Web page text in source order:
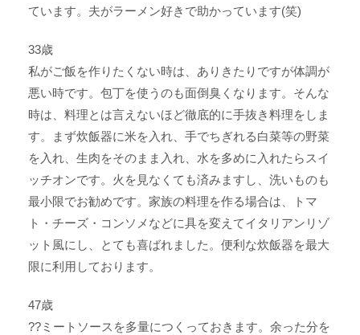
ています。夫がラーメン好きで助かっています(笑)
33歳
私がご飯を作りたくない時は、ありきたりですが体調が
悪い時です。包丁を使うのも面倒臭くなります。そんな
時は、料理とは言えないほど徹底的に手抜き料理をしま
す。まず炊飯器に米を入れ、手でちぎれる白菜等の野菜
を入れ、生肉をそのまま入れ、水を多めに入れたらスイ
ッチオンです。火を見なくても済みますし、洗いものも
最小限でお勧めです。家族の料理を作る場合は、トマ
ト・チーズ・コンソメなどに具を変えてイタリアンリゾ
ット風にし、とても喜ばれました。便利な炊飯器を最大
限に利用しております。
47歳
??ミートソースを多量につくっておきます。余った分を